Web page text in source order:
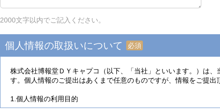
2000文字以内でご記入ください。
個人情報の取扱いについて 必須